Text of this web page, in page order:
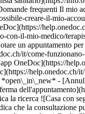
frequenti Il mio
creare-il-mio-
con-il-mio-medico/
un appuntamento
it/come-
OneDoc](https://
help.onedoc.ch/
medico/zugo/ebalh/arzthaus-zug-bahnhofplatz) Alpenstrasse 15 6300 Zugo ![Icona paziente con segno più che indica che il professionista accetta nuovi pazienti](https://www.onedoc.ch/assets/images/icons/new-patients.svg)Accetta nuovi pazienti [Prenota un appuntamento](https://www.onedoc.ch/it/cardiologo/zugo/pcsez/prof-dr-med-jurgen-frielingsdorf-bahnhofplatz) Competenze: Prevenzione cardiovascolare | CardioCheck | CardioTest, [Aneurisma](https://www.onedoc.ch/it/aneurisma/zugo), [Arteriosclerosi | Aterosclerosi](https://www.onedoc.ch/it/arteriosclerosi-aterosclerosi/zugo), [Aritmia](https://www.onedoc.ch/it/aritmia/zugo), [Arterite](https://www.onedoc.ch/it/arterite/zugo), [Ecografia cardiaca](https://www.onedoc.ch/it/ecografia-cardiaca/zugo), [Test da sforzo | Ergometria](https://www.onedoc.ch/it/test-da-sforzo-ergometria/zugo), [Ipertensione arteriosa](https://www.onedoc.ch/it/ipertensione-arteriosa/zugo), [Misure a lungo termine della pressione sanguigna | Monitoraggio della pressione sanguigna 24 ore](https://www.onedoc.ch/it/misure-a-lungo-termine-della-pressione-sanguigna-monitoraggio-della-pressione-sanguigna-24-ore/zugo)Vedi di più *chevron\_left* lun 03 ago *chevron\_right* Vedi più appuntamenti *error\_outline* Si è verificato un errore durante il caricamento della